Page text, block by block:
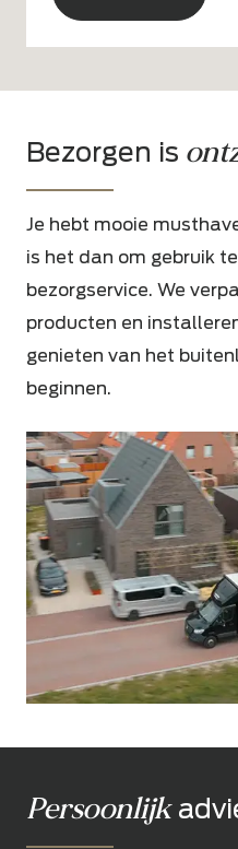
Bezorgen is
Je hebt mooie
is het dan om gebruik
bezorgservice. We
producten en
genieten van het
beginnen.
Persoonlijk